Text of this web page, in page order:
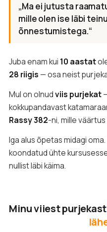
„Ma ei jutusta
mille olen ise läbi
õnnestumistega.“
Juba enam kui 10 aastat
28 riigis — osa neist
Mul on olnudviis purjekat
kokkupandavast
Rassy 382-ni, mille
Iga alus õpetas midagi
koondatud ühte
nullist läbi käima.
Minu viiest purjekast